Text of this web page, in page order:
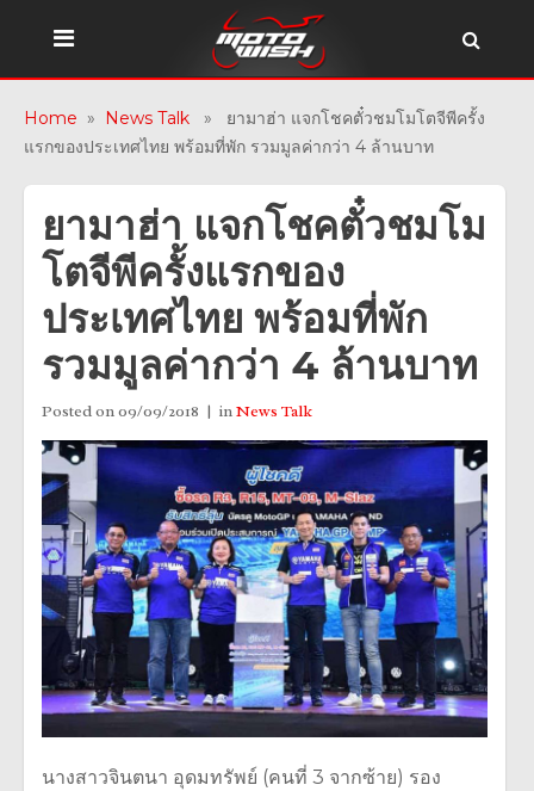
Home » News Talk » ยามาฮ่า แจกโชคตั๋วชมโมโตจีพีครั้ง
แรกของประเทศไทย พร้อมที่พัก รวมมูลค่ากว่า 4 ล้านบาท
ยามาฮ่า แจกโชคตั๋วชมโม
โตจีพีครั้งแรกของ
ประเทศไทย พร้อมที่พัก
รวมมูลค่ากว่า 4 ล้านบาท
Posted on09/09/2018 inNews Talk
นางสาวจินตนา อุดมทรัพย์ (คนที่ 3 จากซ้าย) รอง